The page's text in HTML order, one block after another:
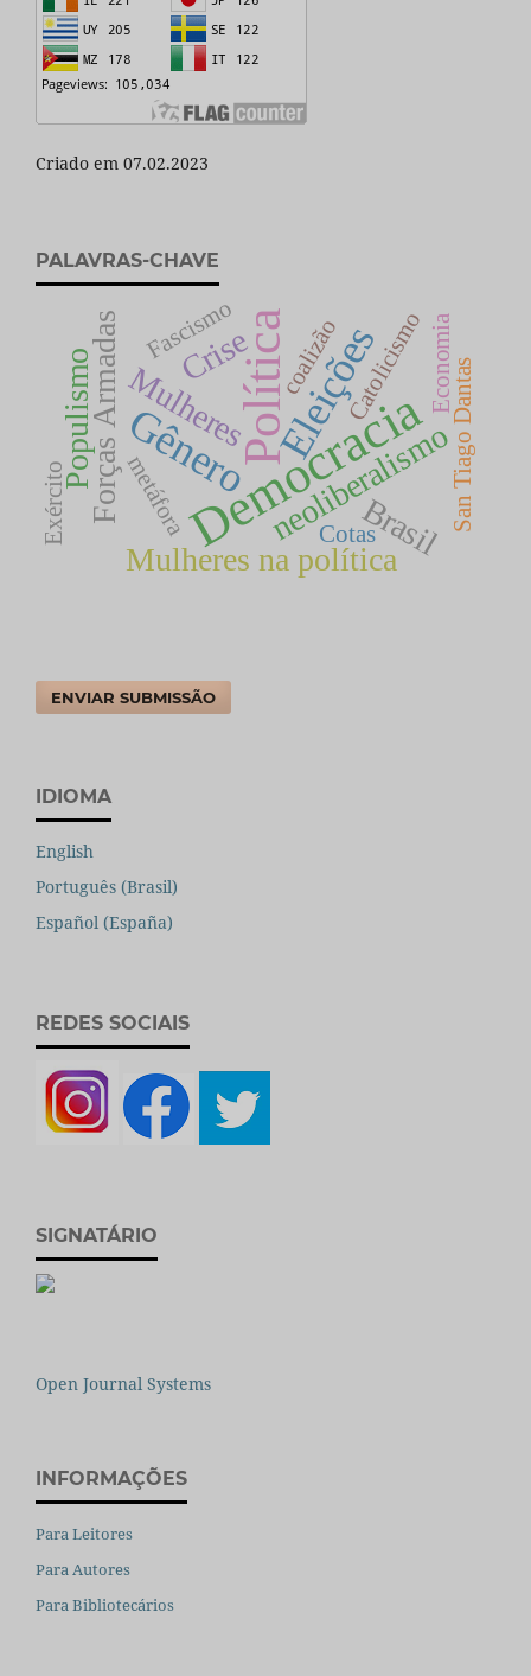
Criado em 07.02.2023
PALAVRAS-CHAVE
Democracia
PolíticaEleições
Gênero
Mulheres na política
Mulheres
Forças Armadas neoliberalismo
Crise
Brasil
Populismo Catolicismo
metáfora
Fascismo
San Tiago Dantas
coalizão
Cotas
Exército
Economia
ENVIAR SUBMISSÃO
IDIOMA
English
Português (Brasil)
Español (España)
REDES SOCIAIS
SIGNATÁRIO
Open Journal Systems
INFORMAÇÕES
Para Leitores
Para Autores
Para Bibliotecários